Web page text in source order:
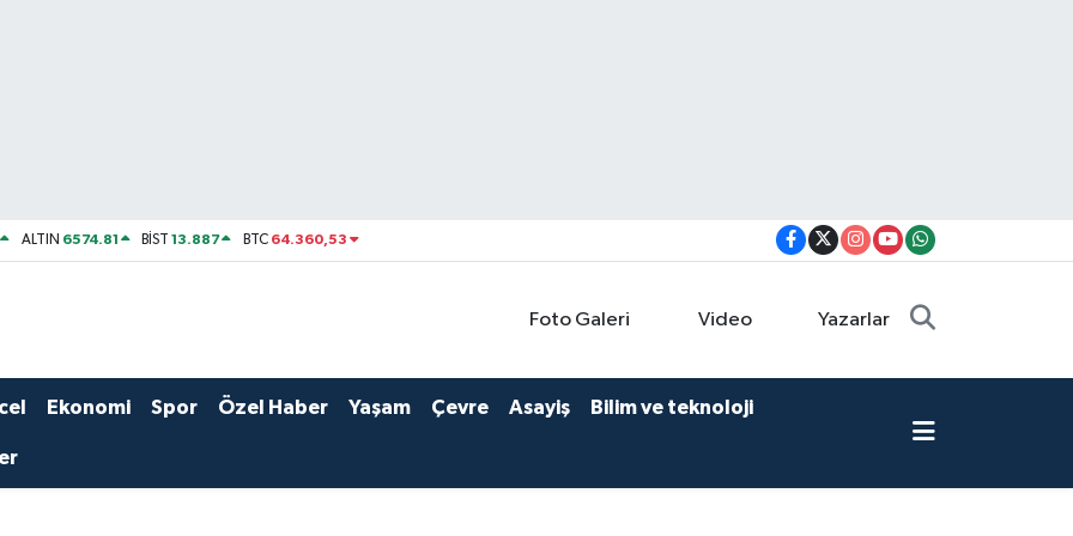
ALTIN 6574.81 BİST13.887 BTC 64.360,53
Foto Galeri Video Yazarlar
Ekonomi Spor Özel Haber Yaşam Çevre Asayiş Bilim ve teknoloji